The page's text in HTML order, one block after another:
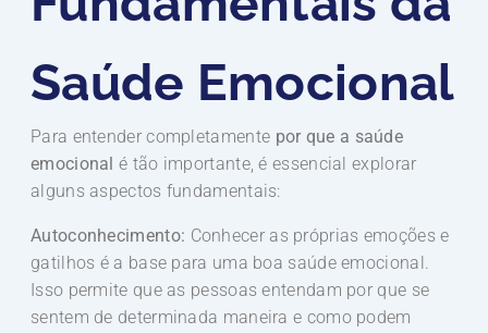
Saúde Emocional
Para entender completamente por que a saúde
emocional é tão importante, é essencial explorar
alguns aspectos fundamentais:
Autoconhecimento: Conhecer as próprias emoções e
gatilhos é a base para uma boa saúde emocional.
Isso permite que as pessoas entendam por que se
sentem de determinada maneira e como podem